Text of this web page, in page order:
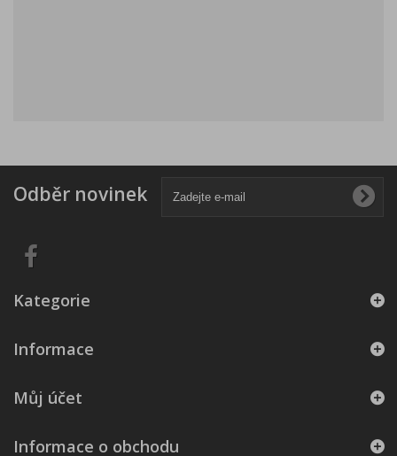
Odběr novinek
Kategorie
Informace
Můj účet
Informace o obchodu